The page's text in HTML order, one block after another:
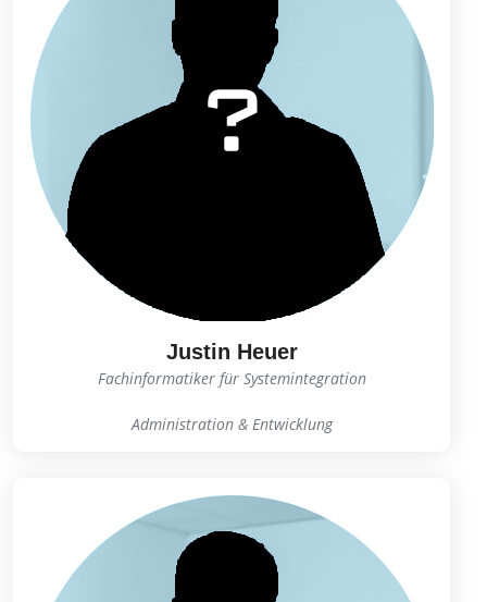
Justin Heuer
Fachinformatiker für Systemintegration
Administration & Entwicklung